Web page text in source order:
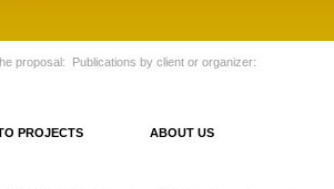
proposal: Publications by client or organizer:
TO PROJECTS ABOUT US